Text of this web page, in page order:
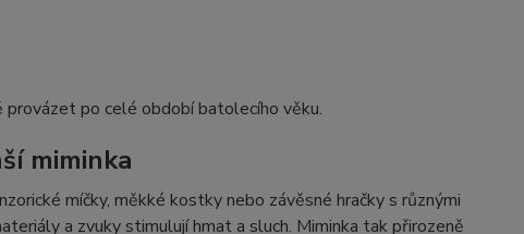
provázet po celé období batolecího věku.
miminka
míčky, měkké kostky nebo závěsné hračky s různými
a zvuky stimulují hmat a sluch. Miminka tak přirozeně